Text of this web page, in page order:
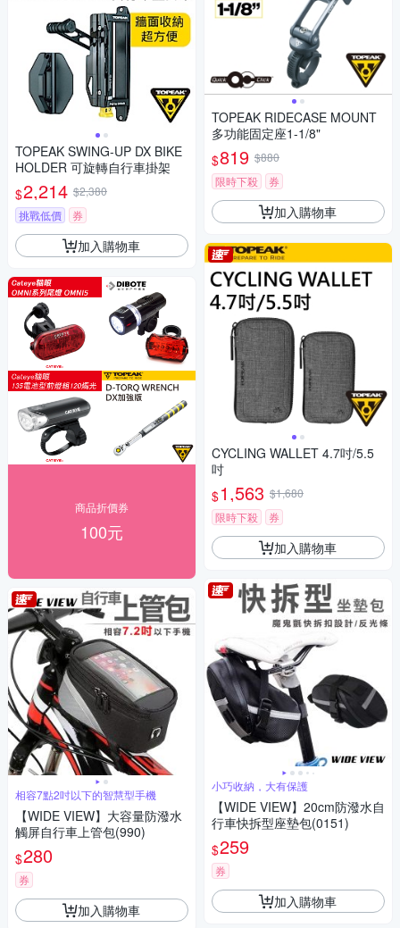
TOPEAK SWING-UP DX BIKE
HOLDER 可旋轉自行車掛架
$2,214 $2,380
挑戰低價
券
加入購物車
商品折價券
100元
相容7點2吋以下的智慧型手機
【WIDE VIEW】大容量防潑水
觸屏自行車上管包(990)
$280
券
加入購物車
TOPEAK RIDECASE MOUNT
多功能固定座1-1/8"
$819 $880
限時下殺
券
加入購物車
CYCLING WALLET 4.7吋/5.5
吋
$1,563 $1,680
限時下殺
券
加入購物車
小巧收納，大有保護
【WIDE VIEW】20cm防潑水自
行車快拆型座墊包(0151)
$259
券
加入購物車